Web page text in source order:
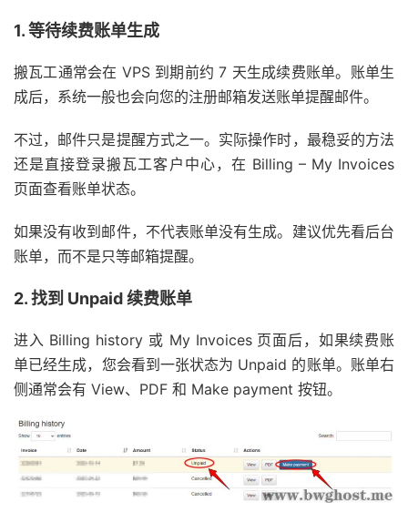
1. 等待续费账单生成
搬瓦工通常会在 VPS 到期前约 7 天生成续费账单。账单生
成后，系统一般也会向您的注册邮箱发送账单提醒邮件。
不过，邮件只是提醒方式之一。实际操作时，最稳妥的方法
还是直接登录搬瓦工客户中心，在 Billing – My Invoices
页面查看账单状态。
如果没有收到邮件，不代表账单没有生成。建议优先看后台
账单，而不是只等邮箱提醒。
2. 找到 Unpaid 续费账单
进入 Billing history 或 My Invoices 页面后，如果续费账
单已经生成，您会看到一张状态为 Unpaid 的账单。账单右
侧通常会有 View、PDF 和 Make payment 按钮。